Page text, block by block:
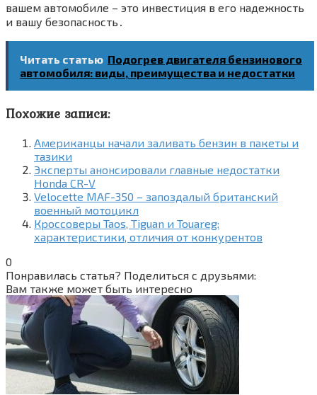
вашем автомобиле – это инвестиция в его надежность
и вашу безопасность․
Читать статью Подогрев двигателя бензинового
автомобиля: виды, преимущества и недостатки
Похожие записи:
Американцы начали заливать бензин в пакеты и
тазики
Эксперты анонсировали главные недостатки
Honda CR-V
Velocette MAF-350 – запоздалый британский
военный мотоцикл
Кроссоверы Taos, Tiguan и Touareg:
характеристики, отличия от конкурентов
0
Понравилась статья? Поделиться с друзьями:
Вам также может быть интересно